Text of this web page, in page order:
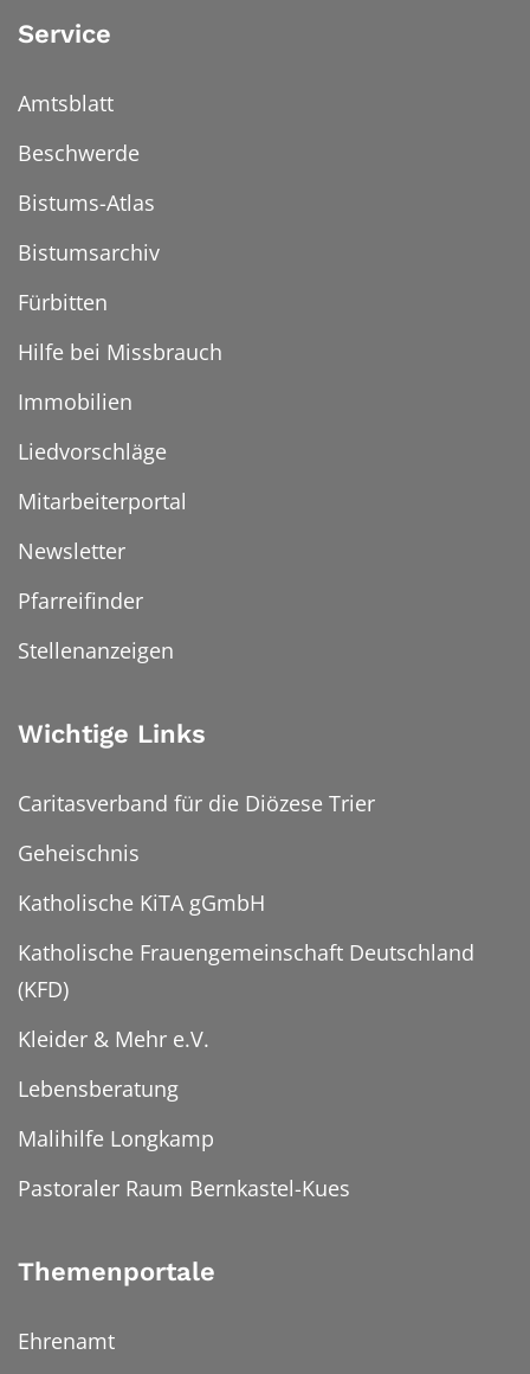
Service
Amtsblatt
Beschwerde
Bistums-Atlas
Bistumsarchiv
Fürbitten
Hilfe bei Missbrauch
Immobilien
Liedvorschläge
Mitarbeiterportal
Newsletter
Pfarreifinder
Stellenanzeigen
Wichtige Links
Caritasverband für die Diözese Trier
Geheischnis
Katholische KiTA gGmbH
Katholische Frauengemeinschaft Deutschland
(KFD)
Kleider & Mehr e.V.
Lebensberatung
Malihilfe Longkamp
Pastoraler Raum Bernkastel-Kues
Themenportale
Ehrenamt